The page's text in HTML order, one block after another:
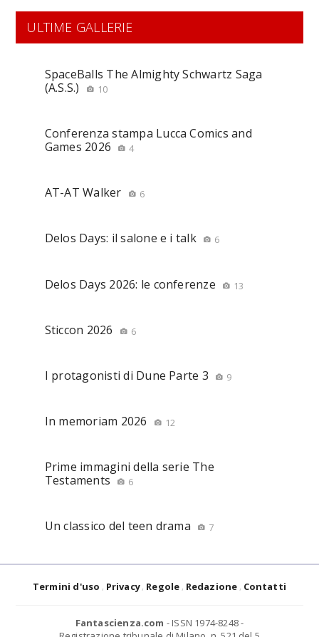
ULTIME GALLERIE
SpaceBalls The Almighty Schwartz Saga
(A.S.S.)
10
Conferenza stampa Lucca Comics and
Games 2026
4
AT-AT Walker 6
Delos Days: il salone e i talk 6
Delos Days 2026: le conferenze 13
Sticcon 2026 6
I protagonisti di Dune Parte 3 9
In memoriam 2026 12
Prime immagini della serie The
Testaments
6
Un classico del teen drama 7
Termini d'uso Privacy Regole Redazione Contatti
Fantascienza.com - ISSN 1974-8248 -